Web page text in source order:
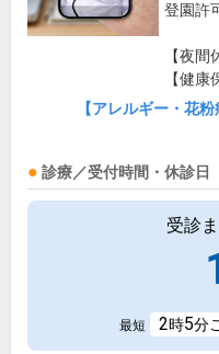
登園許
【夜間
【健康
【アレルギー・花
診療／受付時間・休診日
受診
最短 2時5分